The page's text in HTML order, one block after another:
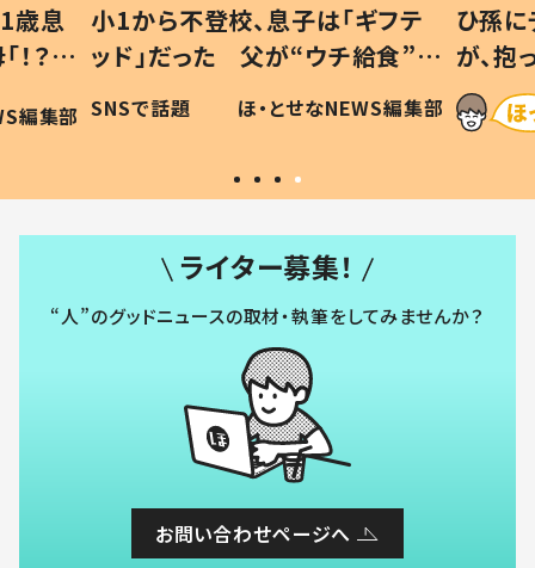
歳息
？」
編集部
小1から不登校、息子は「ギフテ
ッド」だった 父が“ウチ給食”を
作り続ける理由とは #令和の親
#令和の子
SNSで話題 ほ・とせなNEWS編集部
ひ孫
が、
「涙が
い」
ライター募集！
“人”のグッドニュースの取材・執筆をしてみませんか？
お問い合わせページへ